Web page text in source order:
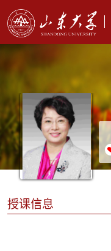
授课信息